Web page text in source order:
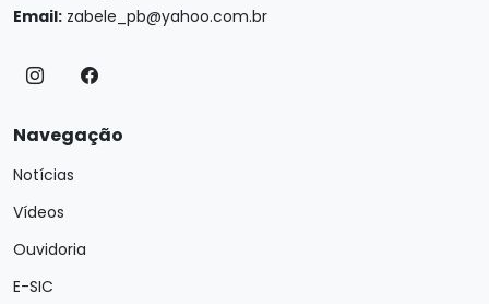
Email: zabele_pb@yahoo.com.br
Navegação
Notícias
Vídeos
Ouvidoria
E-SIC